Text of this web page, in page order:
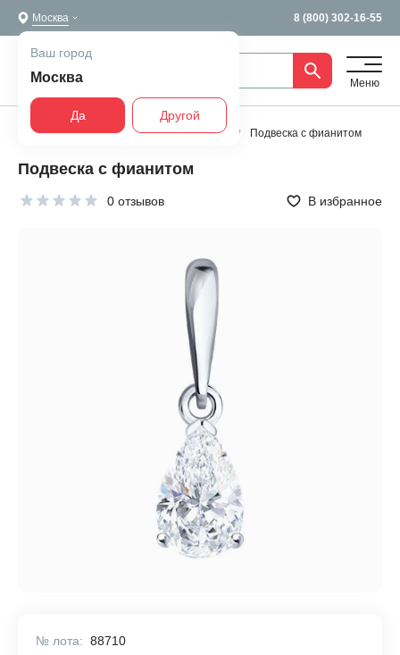
Москва 8 (800) 302-16-55
Ваш город
Москва
Да Другой
Меню
Главная Все украшения Подвески Подвеска с фианитом
Подвеска с фианитом
0 отзывов В избранное
№ лота: 88710